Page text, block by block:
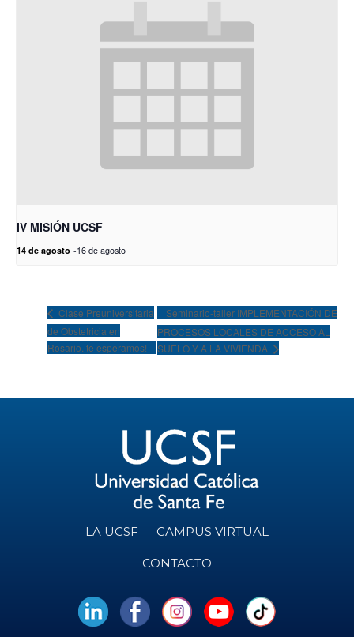
IV MISIÓN UCSF
14 de agosto -16 de agosto
Clase Preuniversitaria
de Obstetricia en
Rosario. te esperamos!
Seminario-taller IMPLEMENTACIÓN DE
PROCESOS LOCALES DE ACCESO AL
SUELO Y A LA VIVIENDA
LA UCSF CAMPUS VIRTUAL
CONTACTO